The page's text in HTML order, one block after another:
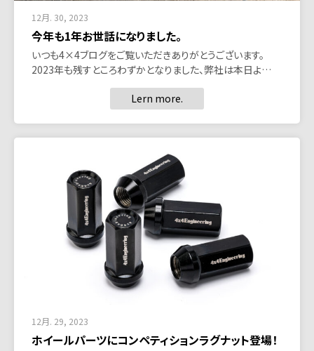
12月. 30, 2023
今年も1年お世話になりました。
いつも4×4ブログをご覧いただきありがとうございます。
2023年も残すところわずかとなりました、弊社は本日よ…
Lern more.
12月. 29, 2023
ホイールパーツにコンペティションラグナット登場！